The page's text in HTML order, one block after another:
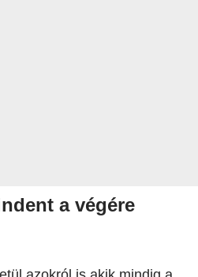
a végére